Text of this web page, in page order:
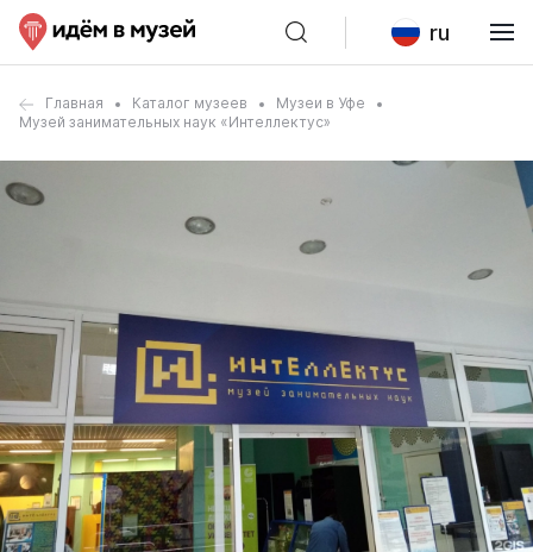
ru
Главная Каталог музеев
Музеи в Уфе
Музей занимательных наук «Интеллектус»